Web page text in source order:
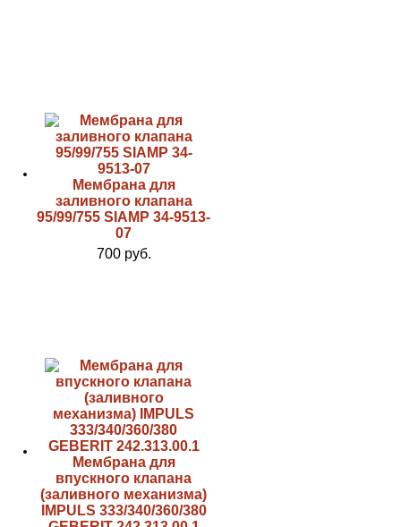
Мембрана для
заливного клапана
95/99/755 SIAMP 34-9513-
07
700 руб.
Мембрана для
впускного клапана
(заливного механизма)
IMPULS 333/340/360/380